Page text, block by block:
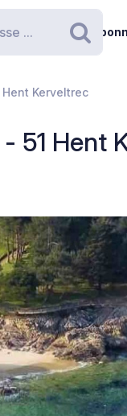
Kerveltrec
51 Hent